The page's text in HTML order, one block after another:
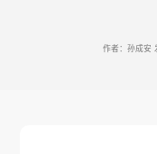
作者：孙成安